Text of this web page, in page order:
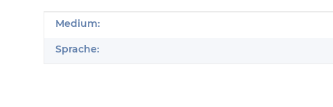
Produkteigenschaft
Wert
Medium:
Sprache: